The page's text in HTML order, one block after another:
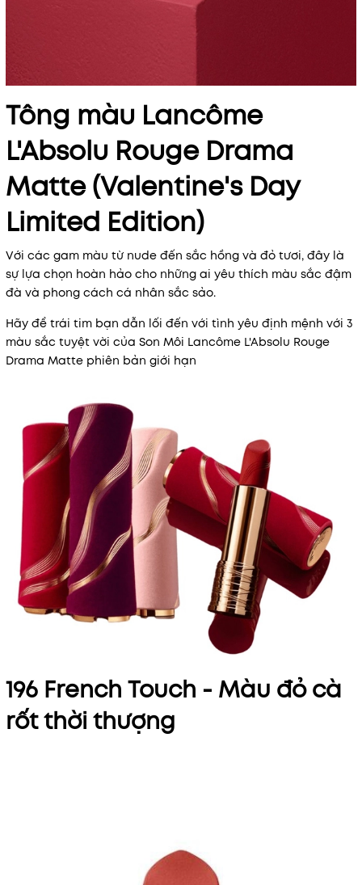
Tông màu Lancôme
L'Absolu Rouge Drama
Matte (Valentine's Day
Limited Edition)
Với các gam màu từ nude đến sắc hồng và đỏ tươi, đây là
sự lựa chọn hoàn hảo cho những ai yêu thích màu sắc đậm
đà và phong cách cá nhân sắc sảo.
Hãy để trái tim bạn dẫn lối đến với tình yêu định mệnh với 3
màu sắc tuyệt vời của Son Môi Lancôme L'Absolu Rouge
Drama Matte phiên bản giới hạn
196 French Touch - Màu đỏ cà
rốt thời thượng